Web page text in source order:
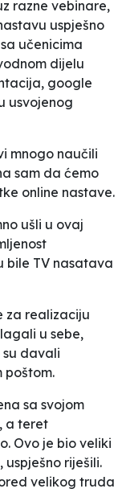
razne vebinare,
uspješno
učenicima
dijelu
google
usvojenog
mnogo naučili
sam da ćemo
online nastave.
ušli u ovaj
bile TV nasatava
za realizaciju
u sebe,
davali
poštom.
sa svojom
a teret
Ovo je bio veliki
uspješno riješili.
velikog truda